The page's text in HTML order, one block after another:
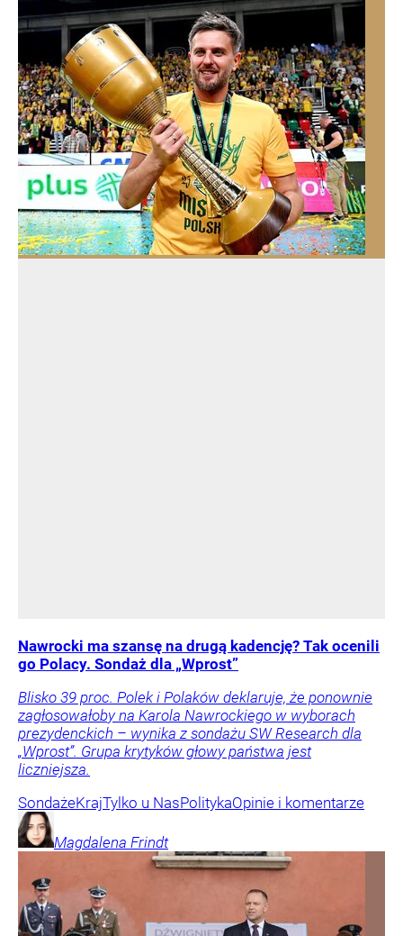
Nawrocki ma szansę na drugą kadencję? Tak ocenili
go Polacy. Sondaż dla „Wprost”
Blisko 39 proc. Polek i Polaków deklaruje, że ponownie
zagłosowałoby na Karola Nawrockiego w wyborach
prezydenckich – wynika z sondażu SW Research dla
„Wprost”. Grupa krytyków głowy państwa jest
liczniejsza.
SondażeKrajTylko u NasPolitykaOpinie i komentarze
Magdalena Frindt